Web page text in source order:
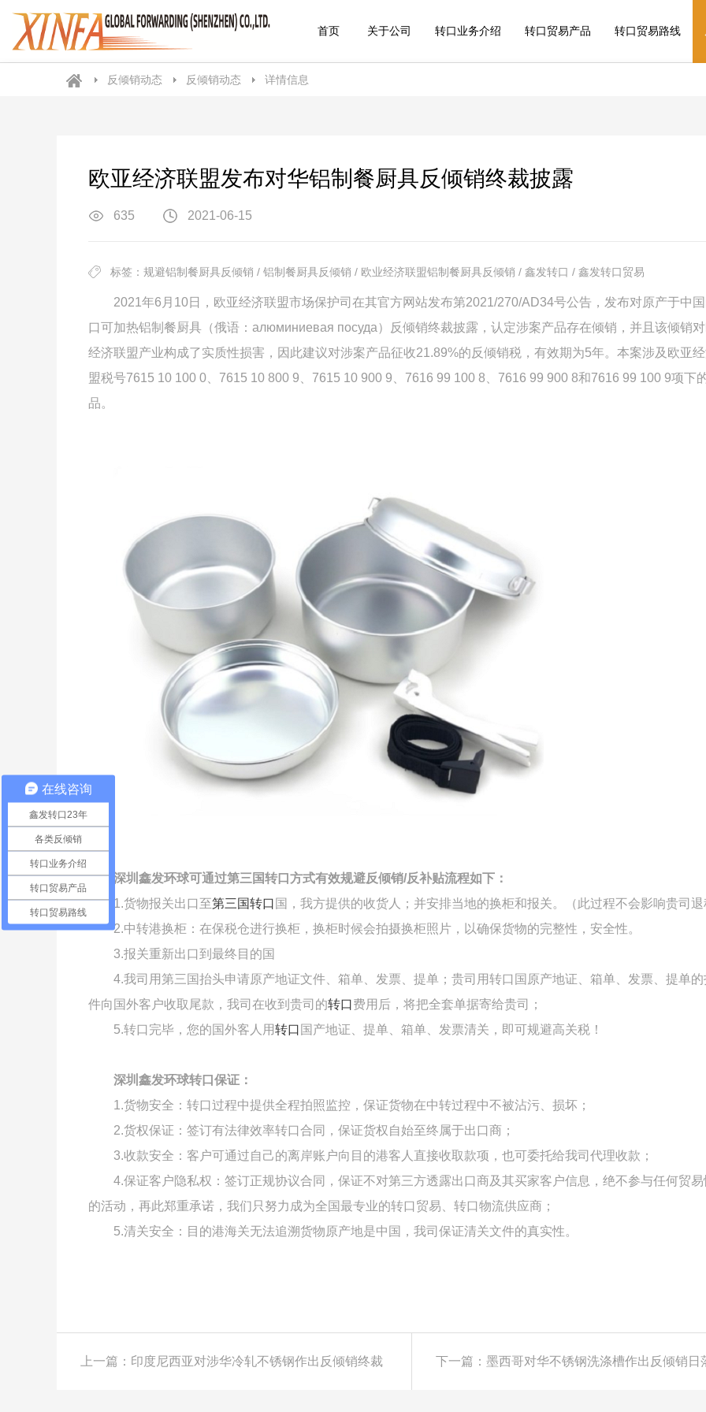
首页 关于公司 转口业务介绍 转口贸易产品 转口贸易路线
反倾销动态 反倾销动态 详情信息
欧亚经济联盟发布对华铝制餐厨具反倾销终裁披露
635 2021-06-15
标签：规避铝制餐厨具反倾销 / 铝制餐厨具反倾销 / 欧业经济联盟铝制餐厨具反倾销 / 鑫发转口 / 鑫发转口贸易
2021年6月10日，欧亚经济联盟市场保护司在其官方网站发布第2021/270/AD34号公告，发布对原产于中
口可加热铝制餐厨具（俄语：алюминиевая посуда）反倾销终裁披露，认定涉案产品存在倾销，并且该倾销
经济联盟产业构成了实质性损害，因此建议对涉案产品征收21.89%的反倾销税，有效期为5年。本案涉及欧亚
盟税号7615 10 100 0、7615 10 800 9、7615 10 900 9、7616 99 100 8、7616 99 900 8和7616 99 100 9项下
品。
深圳鑫发环球可通过第三国转口方式有效规避反倾销/反补贴流程如下：
1.货物报关出口至第三国转口 国，我方提供的收货人；并安排当地的换柜和报关。（此过程不会影响贵司退
2.中转港换柜：在保税仓进行换柜，换柜时候会拍摄换柜照片，以确保货物的完整性，安全性。
3.报关重新出口到最终目的国
4.我司用第三国抬头申请原产地证文件、箱单、发票、提单；贵司用转口国原产地证、箱单、发票、提单的
件向国外客户收取尾款，我司在收到贵司的转口费用后，将把全套单据寄给贵司；
5.转口完毕，您的国外客人用转口 国产地证、提单、箱单、发票清关，即可规避高关税！
深圳鑫发环球转口保证：
1.货物安全：转口过程中提供全程拍照监控，保证货物在中转过程中不被沾污、损坏；
2.货权保证：签订有法律效率转口合同，保证货权自始至终属于出口商；
3.收款安全：客户可通过自己的离岸账户向目的港客人直接收取款项，也可委托给我司代理收款；
4.保证客户隐私权：签订正规协议合同，保证不对第三方透露出口商及其买家客户信息，绝不参与任何贸易
的活动，再此郑重承诺，我们只努力成为全国最专业的转口贸易、转口物流供应商；
5.清关安全：目的港海关无法追溯货物原产地是中国，我司保证清关文件的真实性。
上一篇：印度尼西亚对涉华冷轧不锈钢作出反倾销终裁
在线咨询
鑫发转口23年
各类反倾销
转口业务介绍
转口贸易产品
转口贸易路线